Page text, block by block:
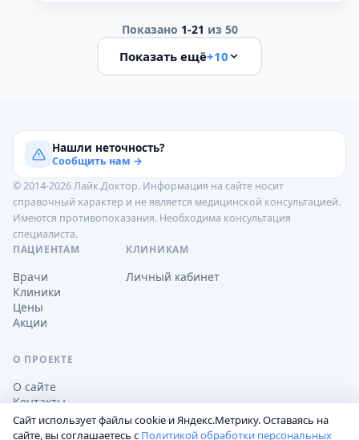
Показано 1-21 из 50
Показать ещё+10
Нашли неточность?
Сообщить нам →
© 2014-2026 Лайк.Доктор. Информация на сайте носит
справочный характер и не является медицинской консультацией.
Имеются противопоказания. Необходима консультация
специалиста.
ПАЦИЕНТАМ
Врачи
Клиники
Цены
Акции
КЛИНИКАМ
Личный кабинет
О ПРОЕКТЕ
О сайте
Контакты
Сайт использует файлы cookie и Яндекс.Метрику. Оставаясь на
сайте, вы соглашаетесь с Политикой обработки персональных